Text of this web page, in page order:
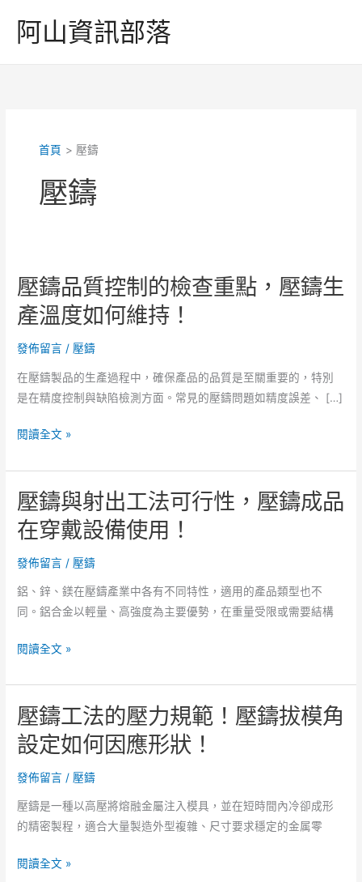
阿山資訊部落
首頁 壓鑄
壓鑄
壓鑄品質控制的檢查重點，壓鑄生
產溫度如何維持！
發佈留言 / 壓鑄
在壓鑄製品的生產過程中，確保產品的品質是至關重要的，特別
是在精度控制與缺陷檢測方面。常見的壓鑄問題如精度誤差、 […]
壓
品
質
控
制
的
查
重
壓
產
溫
度
如
何
維
閱讀全文 »
壓鑄與射出工法可行性，壓鑄成品
在穿戴設備使用！
發佈留言 / 壓鑄
鋁、鋅、鎂在壓鑄產業中各有不同特性，適用的產品類型也不
同。鋁合金以輕量、高強度為主要優勢，在重量受限或需要結構
壓
與
射
出
工
法
行
性，
鑄
閱讀全文 »
壓鑄工法的壓力規範！壓鑄拔模角
設定如何因應形狀！
發佈留言 / 壓鑄
壓鑄是一種以高壓將熔融金屬注入模具，並在短時間內冷卻成形
的精密製程，適合大量製造外型複雜、尺寸要求穩定的金属零
壓
閱讀全文 »